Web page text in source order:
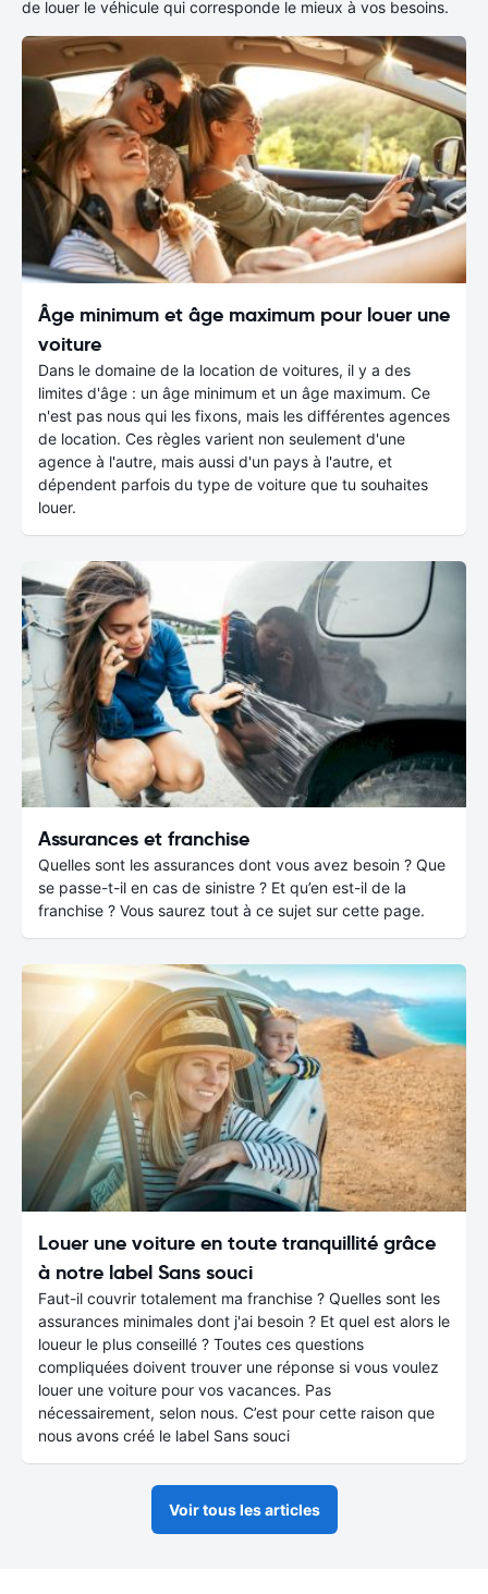
de louer le véhicule qui corresponde le mieux à vos besoins.
Âge minimum et âge maximum pour louer une
voiture
Dans le domaine de la location de voitures, il y a des
limites d'âge : un âge minimum et un âge maximum. Ce
n'est pas nous qui les fixons, mais les différentes agences
de location. Ces règles varient non seulement d'une
agence à l'autre, mais aussi d'un pays à l'autre, et
dépendent parfois du type de voiture que tu souhaites
louer.
Assurances et franchise
Quelles sont les assurances dont vous avez besoin ? Que
se passe-t-il en cas de sinistre ? Et qu’en est-il de la
franchise ? Vous saurez tout à ce sujet sur cette page.
Louer une voiture en toute tranquillité grâce
à notre label Sans souci
Faut-il couvrir totalement ma franchise ? Quelles sont les
assurances minimales dont j'ai besoin ? Et quel est alors le
loueur le plus conseillé ? Toutes ces questions
compliquées doivent trouver une réponse si vous voulez
louer une voiture pour vos vacances. Pas
nécessairement, selon nous. C’est pour cette raison que
nous avons créé le label Sans souci
Voir tous les articles